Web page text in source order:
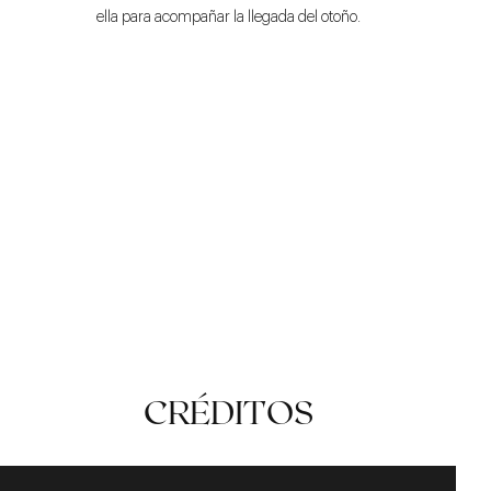
ella para acompañar la llegada del otoño.
VERSATILIDAD
LIGEREZA
CRÉDITOS